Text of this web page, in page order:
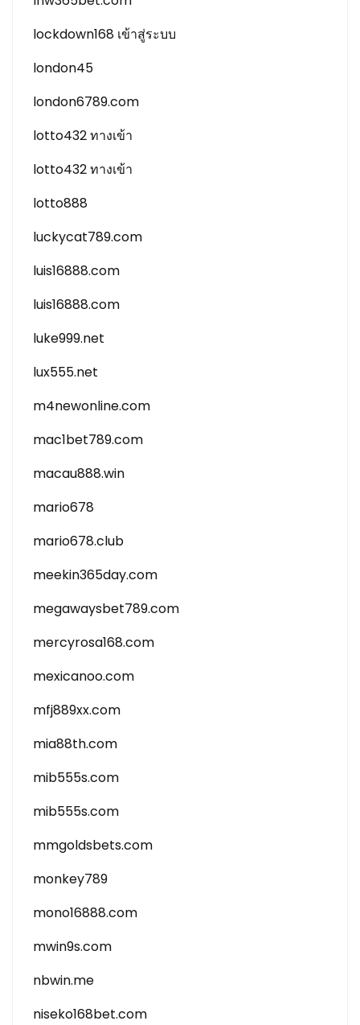
lockdown168 เข้าสู่ระบบ
london45
london6789.com
lotto432 ทางเข้า
lotto432 ทางเข้า
lotto888
luckycat789.com
luis16888.com
luis16888.com
luke999.net
lux555.net
m4newonline.com
mac1bet789.com
macau888.win
mario678
mario678.club
meekin365day.com
megawaysbet789.com
mercyrosa168.com
mexicanoo.com
mfj889xx.com
mia88th.com
mib555s.com
mib555s.com
mmgoldsbets.com
monkey789
mono16888.com
mwin9s.com
nbwin.me
niseko168bet.com